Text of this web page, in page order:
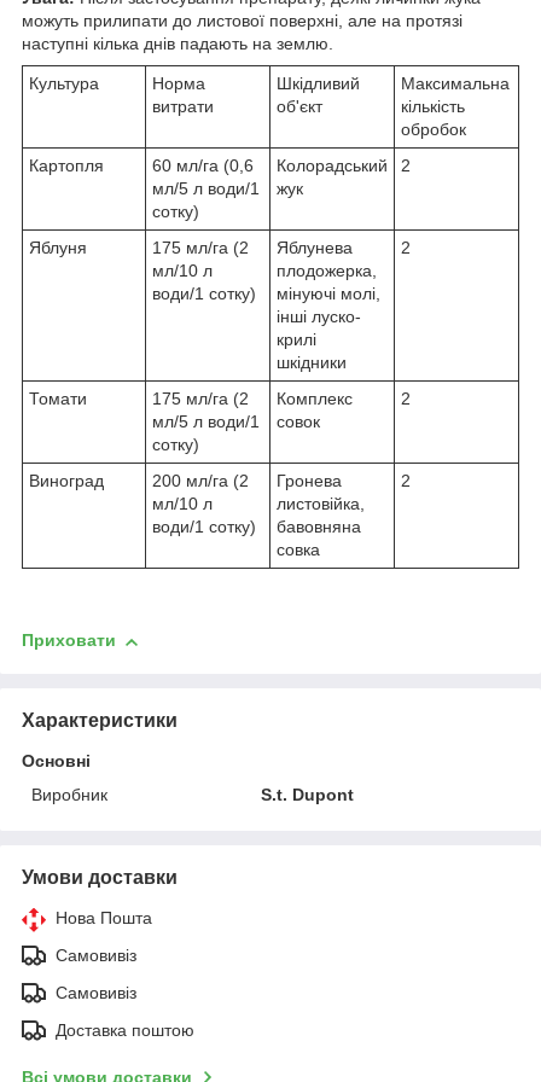
можуть прилипати до листової поверхні, але на протязі
наступні кілька днів падають на землю.
Культура
Норма
витрати
Шкідливий
об'єкт
Максимальна
кількість
обробок
Картопля
60 мл/га (0,6
мл/5 л води/1
сотку)
Колорадський
жук
2
Яблуня
175 мл/га (2
мл/10 л
води/1 сотку)
Яблунева
плодожерка,
мінуючі молі,
інші луско-
крилі
шкідники
2
Томати
175 мл/га (2
мл/5 л води/1
сотку)
Комплекс
совок
2
Виноград
200 мл/га (2
мл/10 л
води/1 сотку)
Гронева
листовійка,
бавовняна
совка
2
Приховати
Характеристики
Основні
Виробник
S.t. Dupont
Умови доставки
Нова Пошта
Самовивіз
Самовивіз
Доставка поштою
Всі умови доставки